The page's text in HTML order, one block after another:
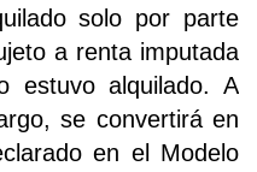
solo por parte
a renta imputada
estuvo alquilado. A
se convertirá en
en el Modelo